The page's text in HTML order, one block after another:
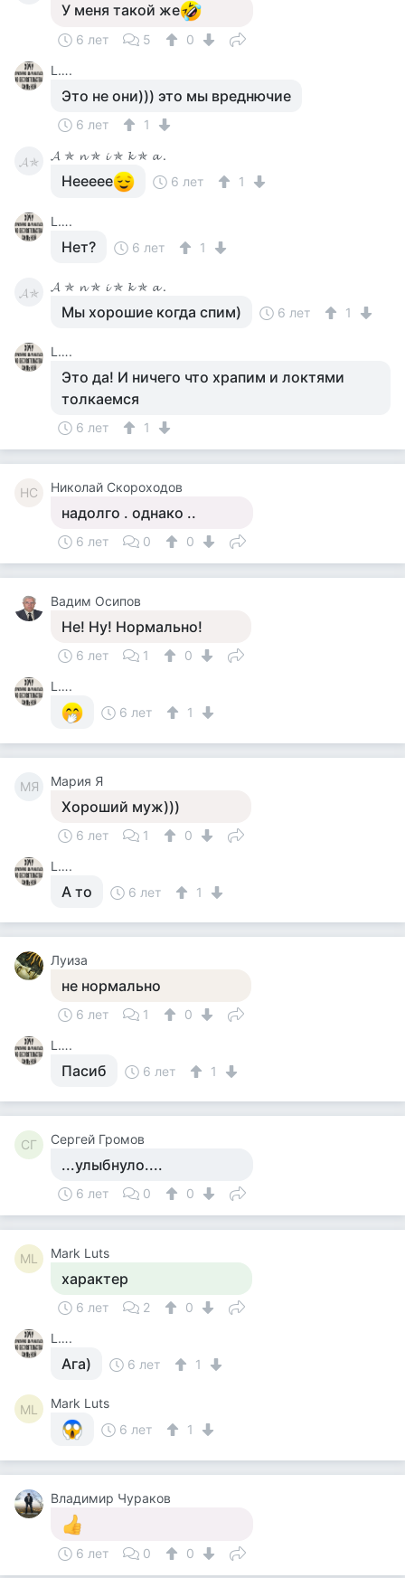
У меня такой же
6 лет 5
0
L….
Это не они))) это мы вреднючие
6 лет 1
𝓐✯ 𝓐 ✯ 𝓷 ✯ 𝓲 ✯ 𝓴 ✯ 𝓪 .
Неееее 6 лет 1
L….
Нет? 6 лет 1
𝓐✯ 𝓐 ✯ 𝓷 ✯ 𝓲 ✯ 𝓴 ✯ 𝓪 .
Мы хорошие когда спим) 6 лет 1
L….
Это да! И ничего что храпим и локтями
толкаемся
6 лет 1
НС Николай Скороходов
надолго . однако ..
6 лет 0 0
Вадим Осипов
Не! Ну! Нормально!
6 лет 1
0
L….
6 лет
1
МЯ Мария Я
Хороший муж)))
6 лет 1
0
L….
А то 6 лет 1
Луиза
не нормально
6 лет 1
0
L….
Пасиб 6 лет 1
СГ Сергей Громов
...улыбнуло....
6 лет 0 0
ML Mark Luts
характер
6 лет 2
0
L….
Ага) 6 лет 1
ML
Mark Luts
6 лет
1
Владимир Чураков
6 лет 0 0